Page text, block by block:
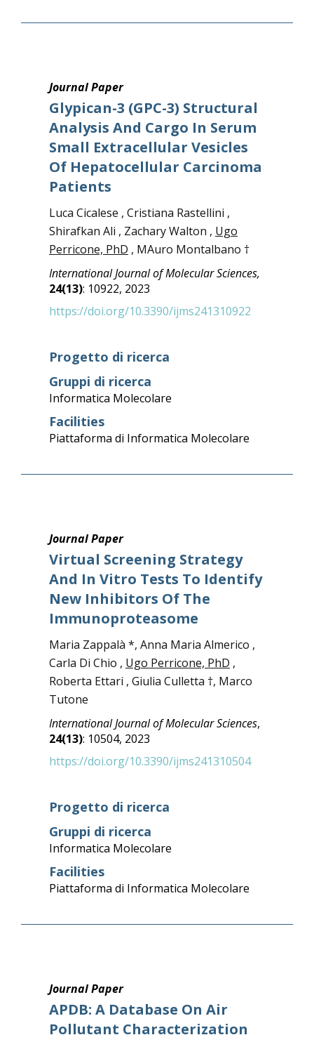
Journal Paper
Glypican-3 (GPC-3) Structural
Analysis And Cargo In Serum
Small Extracellular Vesicles
Of Hepatocellular Carcinoma
Patients
Luca Cicalese , Cristiana Rastellini ,
Shirafkan Ali , Zachary Walton , Ugo
Perricone, PhD , MAuro Montalbano †
International Journal of Molecular Sciences,
24(13): 10922, 2023
https://doi.org/10.3390/ijms241310922
Progetto di ricerca
Gruppi di ricerca
Informatica Molecolare
Facilities
Piattaforma di Informatica Molecolare
Journal Paper
Virtual Screening Strategy
And In Vitro Tests To Identify
New Inhibitors Of The
Immunoproteasome
Maria Zappalà *, Anna Maria Almerico ,
Carla Di Chio , Ugo Perricone, PhD ,
Roberta Ettari , Giulia Culletta †, Marco
Tutone
International Journal of Molecular Sciences,
24(13): 10504, 2023
https://doi.org/10.3390/ijms241310504
Progetto di ricerca
Gruppi di ricerca
Informatica Molecolare
Facilities
Piattaforma di Informatica Molecolare
Journal Paper
APDB: A Database On Air
Pollutant Characterization